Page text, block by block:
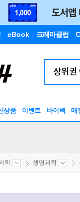
eBook 크레마클럽
상품 이벤트 바이백 매
학 생명과학